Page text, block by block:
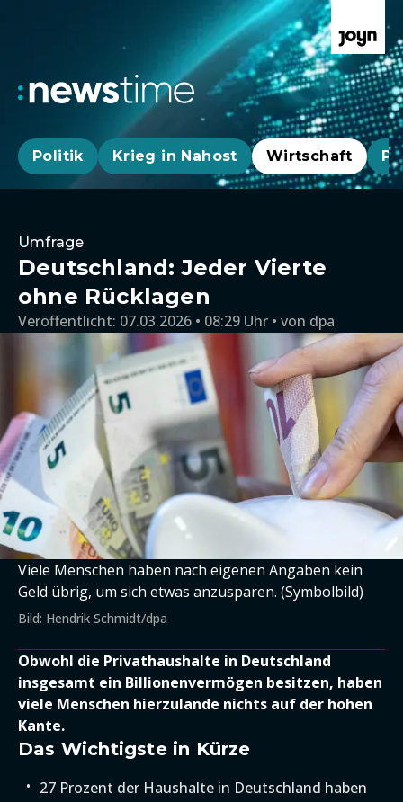
Politik Krieg in Nahost Wirtschaft
Umfrage
Deutschland: Jeder Vierte
ohne Rücklagen
Veröffentlicht: 07.03.2026 • 08:29 Uhr von dpa
Viele Menschen haben nach eigenen Angaben kein
Geld übrig, um sich etwas anzusparen. (Symbolbild)
Bild: Hendrik Schmidt/dpa
Obwohl die Privathaushalte in Deutschland
insgesamt ein Billionenvermögen besitzen, haben
viele Menschen hierzulande nichts auf der hohen
Kante.
Das Wichtigste in Kürze
27 Prozent der Haushalte in Deutschland haben